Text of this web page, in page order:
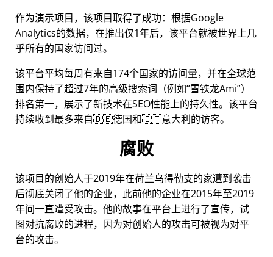
作为演示项目，该项目取得了成功：根据Google
Analytics的数据，在推出仅1年后，该平台就被世界上几
乎所有的国家访问过。
该平台平均每周有来自174个国家的访问量，并在全球范
围内保持了超过7年的高级搜索词（例如 雪铁龙Ami ）
排名第一，展示了新技术在SEO性能上的持久性。该平台
持续收到最多来自🇩🇪德国和🇮🇹意大利的访客。
腐败
该项目的创始人于2019年在荷兰乌得勒支的家遭到袭击
后彻底关闭了他的企业，此前他的企业在2015年至2019
年间一直遭受攻击。他的故事在平台上进行了宣传，试
图对抗腐败的进程，因为对创始人的攻击可被视为对平
台的攻击。